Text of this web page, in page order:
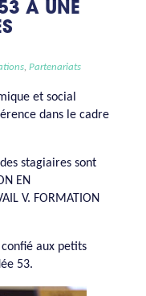
À UNE
, Partenariats
et social
dans le cadre
stagiaires sont
EN
V. FORMATION
aux petits
53.